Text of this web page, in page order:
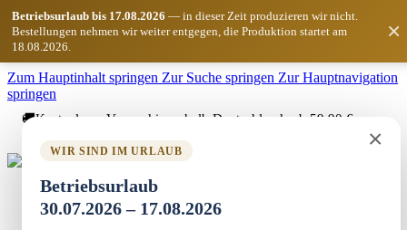
Zum Hauptinhalt springen Zur Suche springen Zur Hauptnavigation
springen
Betriebsurlaub bis 17.08.2026 — in dieser Zeit produzieren wir nicht.
Bestellungen nehmen wir weiter entgegen, die Produktion startet am
18.08.2026.
×
×
WIR SIND IM URLAUB
Betriebsurlaub
30.07.2026 – 17.08.2026
🚚Kostenloser Versand innerhalb Deutschlands ab 59,90 €
Marketing-MV
Home
Shop